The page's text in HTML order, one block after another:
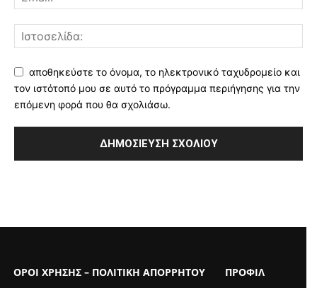
αποθηκεύστε το όνομα, το ηλεκτρονικό ταχυδρομείο και
τον ιστότοπό μου σε αυτό το πρόγραμμα περιήγησης για την
επόμενη φορά που θα σχολιάσω.
ΟΡΟΙ ΧΡΗΣΗΣ – ΠΟΛΙΤΙΚΗ ΑΠΟΡΡΗΤΟΥ ΠΡΟΦΙΛ